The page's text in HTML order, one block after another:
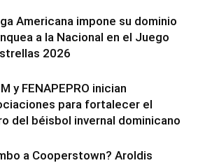
Americana impone su dominio
a la Nacional en el Juego
2026
y FENAPEPRO inician
para fortalecer el
del béisbol invernal dominicano
a Cooperstown? Aroldis